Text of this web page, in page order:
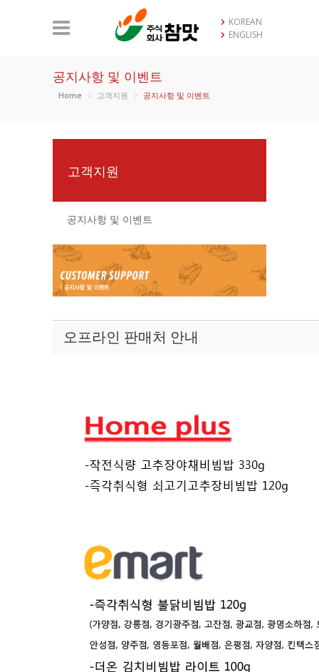
KOREAN
ENGLISH
공지사항 및 이벤트
Home 고객지원 공지사항 및 이벤트
고객지원
공지사항 및 이벤트
오프라인 판매처 안내